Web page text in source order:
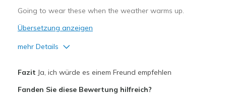
Sizing
Feels true to size
View On Shoes
Shoes are for Wearing
Going to wear these when the weather warms up.
Übersetzung anzeigen
mehr Details
Fazit Ja, ich würde es einem Freund empfehlen
Fanden Sie diese Bewertung hilfreich?